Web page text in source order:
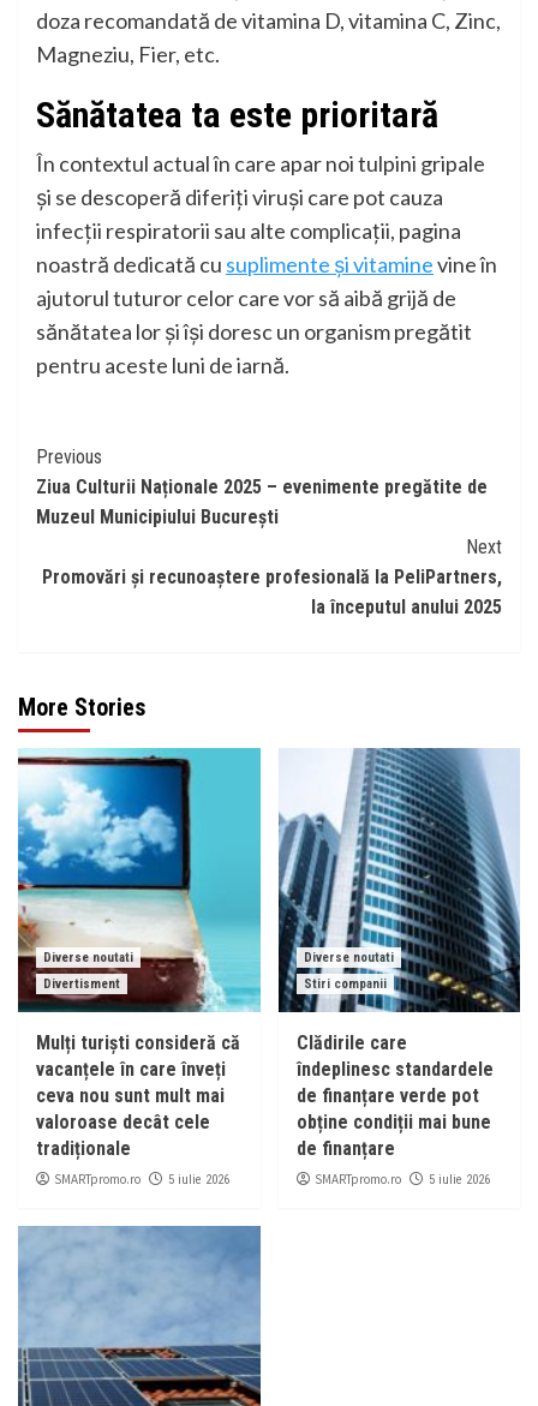
doza recomandată de vitamina D, vitamina C, Zinc,
Magneziu, Fier, etc.
Sănătatea ta este prioritară
În contextul actual în care apar noi tulpini gripale
și se descoperă diferiți viruși care pot cauza
infecții respiratorii sau alte complicații, pagina
noastră dedicată cu suplimente și vitaminevine în
ajutorul tuturor celor care vor să aibă grijă de
sănătatea lor și își doresc un organism pregătit
pentru aceste luni de iarnă.
Continue
Reading
Previous
Ziua Culturii Naționale 2025 – evenimente pregătite de
Muzeul Municipiului București
Next
Promovări și recunoaștere profesională la PeliPartners,
la începutul anului 2025
More Stories
Diverse noutati
Divertisment
Mulți turiști consideră că
vacanțele în care înveți
ceva nou sunt mult mai
valoroase decât cele
tradiționale
SMARTpromo.ro 5 iulie 2026
Diverse noutati
Stiri companii
Clădirile care
îndeplinesc standardele
de finanțare verde pot
obține condiții mai bune
de finanțare
SMARTpromo.ro 5 iulie 2026